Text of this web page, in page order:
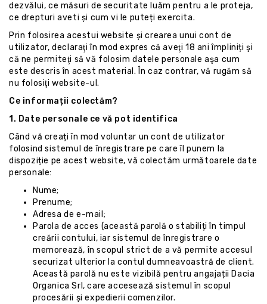
dezvălui, ce măsuri de securitate luăm pentru a le proteja,
ce drepturi aveti și cum vi le puteți exercita.
Prin folosirea acestui website și crearea unui cont de
utilizator, declaraţi în mod expres că aveţi 18 ani împliniți şi
că ne permiteţi să vă folosim datele personale aşa cum
este descris în acest material. În caz contrar, vă rugăm să
nu folosiţi website-ul.
Ce informații colectăm?
1. Date personale ce vă pot identifica
Când vă creați în mod voluntar un cont de utilizator
folosind sistemul de înregistrare pe care îl punem la
dispoziție pe acest website, vă colectăm următoarele date
personale:
Nume;
Prenume;
Adresa de e-mail;
Parola de acces (această parolă o stabiliți în timpul
creării contului, iar sistemul de înregistrare o
memorează, în scopul strict de a vă permite accesul
securizat ulterior la contul dumneavoastră de client.
Această parolă nu este vizibilă pentru angajații Dacia
Organica Srl, care accesează sistemul în scopul
procesării și expedierii comenzilor.